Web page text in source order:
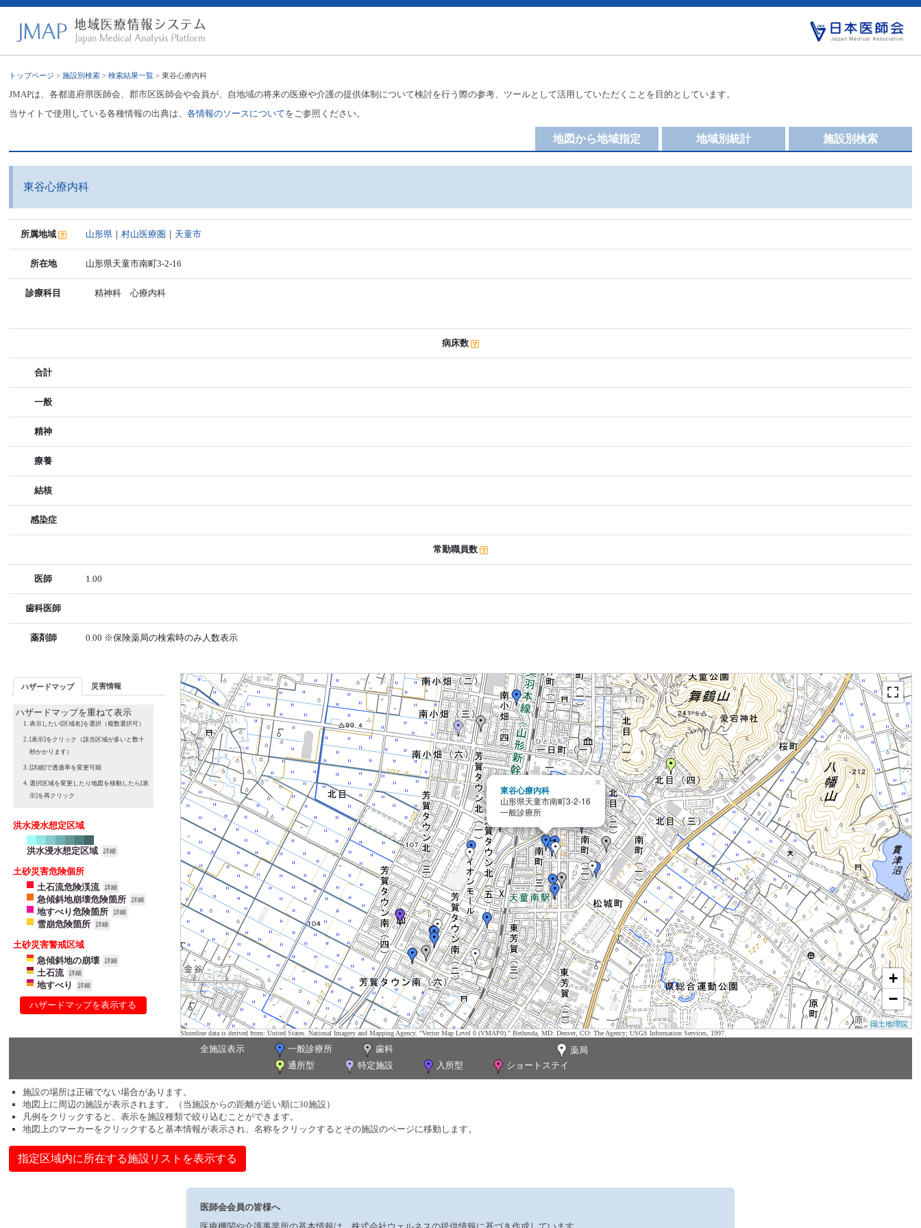
トップページ >施設別検索 >検索結果一覧 > 東谷心療内科
JMAPは、各都道府県医師会、郡市区医師会や会員が、自地域の将来の医療や介護の提供体制について検討を行う際の参考、ツールとして活用していただくことを目的としています。
当サイトで使用している各種情報の出典は、各情報のソースについてをご参照ください。
施設別検索
地域別統計
地図から地域指定
東谷心療内科
所属地域 山形県 ｜村山医療圏 ｜ 天童市
所在地 山形県天童市南町3-2-16
診療科目 精神科 心療内科
病床数
合計
一般
精神
療養
結核
感染症
常勤職員数
医師 1.00
歯科医師
薬剤師 0.00 ※保険薬局の検索時のみ人数表示
ハザードマップ 災害情報
ハザードマップを重ねて表示
表示したい[区域名]を選択（複数選択可）
[表示]をクリック（該当区域が多いと数十
秒かかります）
[詳細]で透過率を変更可能
選択区域を変更したり地図を移動したら[表
示]を再クリック
洪水浸水想定区域
洪水浸水想定区域 詳細
土砂災害危険個所
土石流危険渓流
詳細
急傾斜地崩壊危険箇所 詳細
地すべり危険箇所 詳細
雪崩危険箇所 詳細
土砂災害警戒区域
急傾斜地の崩壊
詳細
土石流 詳細
地すべり 詳細
ハザードマップを表示する
東谷心療内科
山形県天童市南町3-2-16
一般診療所
×
+
−
国土地理院
Shoreline data is derived from: United States. National Imagery and Mapping Agency. "Vector Map Level 0 (VMAP0)." Bethesda, MD: Denver, CO: The Agency; USGS Information Services, 1997.
全施設表示 一般診療所 歯科
薬局
通所型
特定施設 入所型 ショートステイ
施設の場所は正確でない場合があります。
地図上に周辺の施設が表示されます。（当施設からの距離が近い順に30施設）
凡例をクリックすると、表示を施設種類で絞り込むことができます。
地図上のマーカーをクリックすると基本情報が表示され、名称をクリックするとその施設のページに移動します。
指定区域内に所在する施設リストを表示する
医師会会員の皆様へ